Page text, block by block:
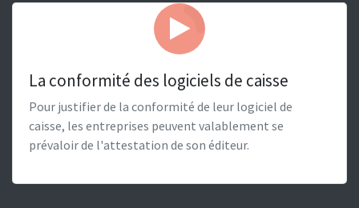
La conformité des logiciels de caisse
Pour justifier de la conformité de leur logiciel de
caisse, les entreprises peuvent valablement se
prévaloir de l'attestation de son éditeur.